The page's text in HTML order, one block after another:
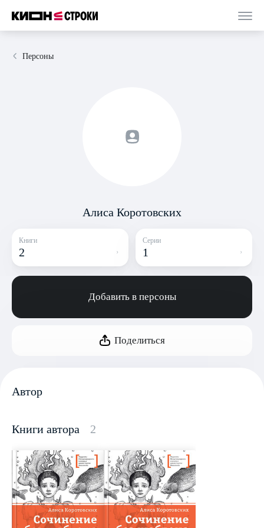
Персоны
Алиса Коротовских
Книги
2
Серии
1
Добавить в персоны
Поделиться
Автор
Книги автора 2